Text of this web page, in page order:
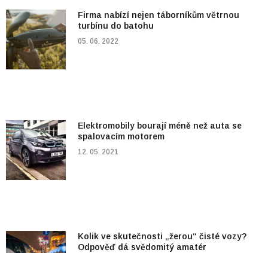
Firma nabízí nejen táborníkům větrnou
turbínu do batohu
05. 06. 2022
Elektromobily bourají méně než auta se
spalovacím motorem
12. 05. 2021
Kolik ve skutečnosti „žerou“ čisté vozy?
Odpověď dá svědomitý amatér